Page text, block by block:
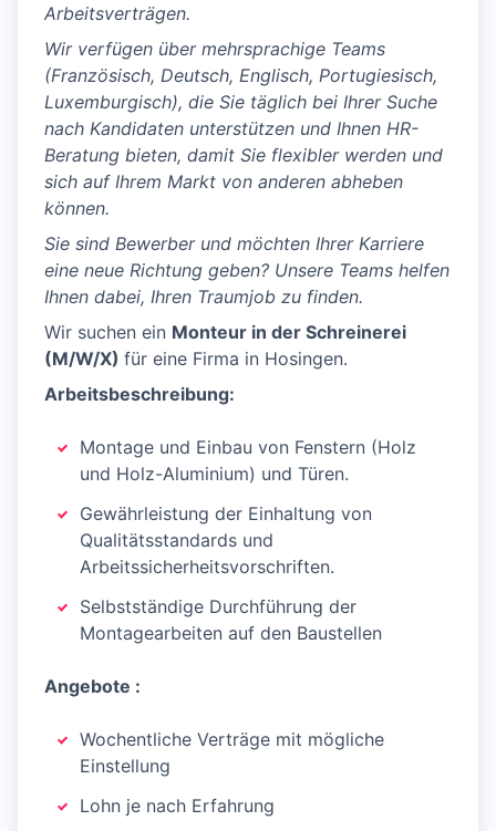
Arbeitsverträgen.
Wir verfügen über mehrsprachige Teams
(Französisch, Deutsch, Englisch, Portugiesisch,
Luxemburgisch), die Sie täglich bei Ihrer Suche
nach Kandidaten unterstützen und Ihnen HR-
Beratung bieten, damit Sie flexibler werden und
sich auf Ihrem Markt von anderen abheben
können.
Sie sind Bewerber und möchten Ihrer Karriere
eine neue Richtung geben? Unsere Teams helfen
Ihnen dabei, Ihren Traumjob zu finden.
Wir suchen ein Monteur in der Schreinerei
(M/W/X) für eine Firma in Hosingen.
Arbeitsbeschreibung:
Montage und Einbau von Fenstern (Holz
und Holz-Aluminium) und Türen.
Gewährleistung der Einhaltung von
Qualitätsstandards und
Arbeitssicherheitsvorschriften.
Selbstständige Durchführung der
Montagearbeiten auf den Baustellen
Angebote :
Wochentliche Verträge mit mögliche
Einstellung
Lohn je nach Erfahrung